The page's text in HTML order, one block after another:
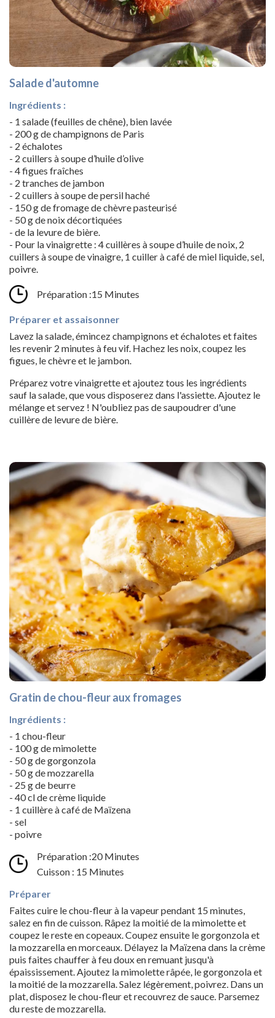
Salade d'automne
Ingrédients :
- 1 salade (feuilles de chêne), bien lavée
- 200 g de champignons de Paris
- 2 échalotes
- 2 cuillers à soupe d’huile d’olive
- 4 figues fraîches
- 2 tranches de jambon
- 2 cuillers à soupe de persil haché
- 150 g de fromage de chèvre pasteurisé
- 50 g de noix décortiquées
- de la levure de bière.
- Pour la vinaigrette : 4 cuillères à soupe d’huile de noix, 2
cuillers à soupe de vinaigre, 1 cuiller à café de miel liquide, sel,
poivre.
Préparation :15 Minutes
Préparer et assaisonner
Lavez la salade, émincez champignons et échalotes et faites
les revenir 2 minutes à feu vif. Hachez les noix, coupez les
figues, le chèvre et le jambon.
Préparez votre vinaigrette et ajoutez tous les ingrédients
sauf la salade, que vous disposerez dans l'assiette. Ajoutez le
mélange et servez ! N'oubliez pas de saupoudrer d'une
cuillère de levure de bière.
Gratin de chou-fleur aux fromages
Ingrédients :
- 1 chou-fleur
- 100 g de mimolette
- 50 g de gorgonzola
- 50 g de mozzarella
- 25 g de beurre
- 40 cl de crème liquide
- 1 cuillère à café de Maïzena
- sel
- poivre
Préparation :20 Minutes
Cuisson : 15 Minutes
Préparer
Faites cuire le chou-fleur à la vapeur pendant 15 minutes,
salez en fin de cuisson. Râpez la moitié de la mimolette et
coupez le reste en copeaux. Coupez ensuite le gorgonzola et
la mozzarella en morceaux. Délayez la Maïzena dans la crème
puis faites chauffer à feu doux en remuant jusqu'à
épaississement. Ajoutez la mimolette râpée, le gorgonzola et
la moitié de la mozzarella. Salez légèrement, poivrez. Dans un
plat, disposez le chou-fleur et recouvrez de sauce. Parsemez
du reste de mozzarella.